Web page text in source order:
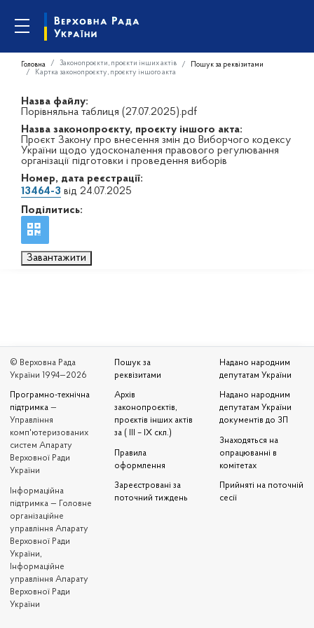
Головна Законопроєкти, проєкти інших актів
Пошук за реквізитами
Картка законопроєкту, проєкту іншого акта
Назва файлу:
Порівняльна таблиця (27.07.2025).pdf
Назва законопроєкту, проєкту іншого акта:
Проєкт Закону про внесення змін до Виборчого кодексу
України щодо удосконалення правового регулювання
організації підготовки і проведення виборів
Номер, дата реєстрації:
13464-3 від 24.07.2025
Поділитись:
Завантажити
© Верховна Рада
України 1994—2026
Програмно-технічна
підтримка —
Управління
комп'ютеризованих
систем Апарату
Верховної Ради
України
Iнформаційна
підтримка — Головне
організаційне
управління Апарату
Верховної Ради
України,
Інформаційне
управління Апарату
Верховної Ради
України
Пошук за
реквізитами
Архів
законопроєктів,
проєктів інших актів
за ( III – IX скл.)
Правила
оформлення
Зареєстровані за
поточний тиждень
Надано народним
депутатам України
Надано народним
депутатам України
документів до ЗП
Знаходяться на
опрацюванні в
комітетах
Прийняті на поточній
сесії